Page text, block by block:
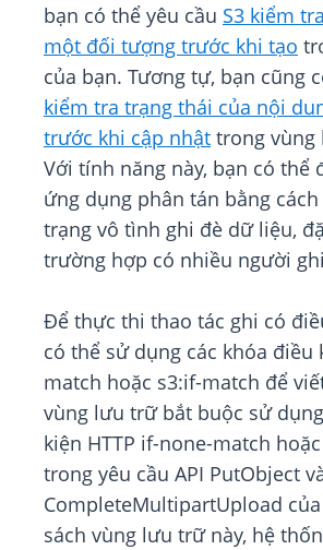
bạn có thể yêu cầu S3 kiểm
một đối tượng trước khi tạo
của bạn. Tương tự, bạn cũng
kiểm tra trạng thái của nội
trước khi cập nhật trong vùng
Với tính năng này, bạn có thể
ứng dụng phân tán bằng
trạng vô tình ghi đè dữ liệu,
trường hợp có nhiều người
Để thực thi thao tác ghi có
có thể sử dụng các khóa điều
match hoặc s3:if-match để
vùng lưu trữ bắt buộc sử
kiện HTTP if-none-match
trong yêu cầu API PutObject
CompleteMultipartUpload
sách vùng lưu trữ này, hệ